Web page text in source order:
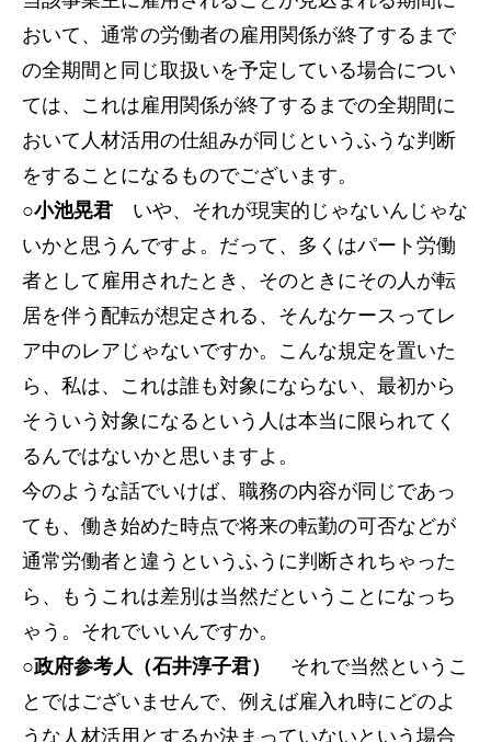
おいて、通常の労働者の雇用関係が終了するまで
の全期間と同じ取扱いを予定している場合につい
ては、これは雇用関係が終了するまでの全期間に
おいて人材活用の仕組みが同じというふうな判断
をすることになるものでございます。
○小池晃君 いや、それが現実的じゃないんじゃな
いかと思うんですよ。だって、多くはパート労働
者として雇用されたとき、そのときにその人が転
居を伴う配転が想定される、そんなケースってレ
ア中のレアじゃないですか。こんな規定を置いた
ら、私は、これは誰も対象にならない、最初から
そういう対象になるという人は本当に限られてく
るんではないかと思いますよ。
今のような話でいけば、職務の内容が同じであっ
ても、働き始めた時点で将来の転勤の可否などが
通常労働者と違うというふうに判断されちゃった
ら、もうこれは差別は当然だということになっち
ゃう。それでいいんですか。
○政府参考人（石井淳子君）
それで当然というこ
とではございませんで、例えば雇入れ時にどのよ
うな人材活用とするか決まっていないという場合